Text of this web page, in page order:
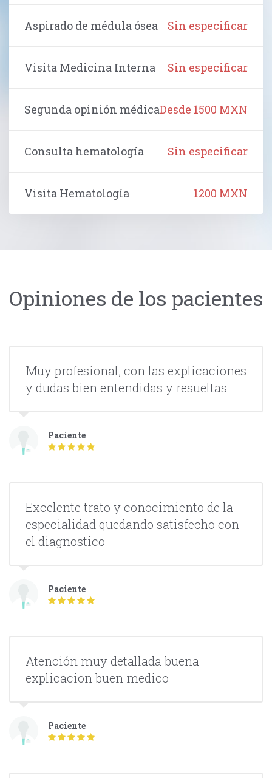
Aspirado de médula ósea Sin especificar
Visita Medicina Interna Sin especificar
Segunda opinión médicaDesde 1500 MXN
Consulta hematología Sin especificar
Visita Hematología 1200 MXN
Opiniones de los pacientes
Muy profesional, con las explicaciones
y dudas bien entendidas y resueltas
Paciente
Excelente trato y conocimiento de la
especialidad quedando satisfecho con
el diagnostico
Paciente
Atención muy detallada buena
explicacion buen medico
Paciente